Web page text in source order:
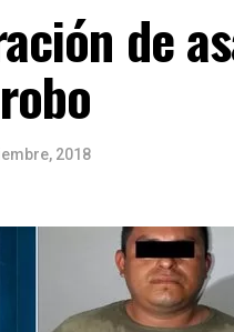
de
2018